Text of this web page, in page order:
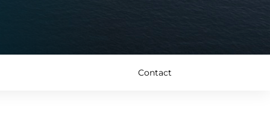
Contact